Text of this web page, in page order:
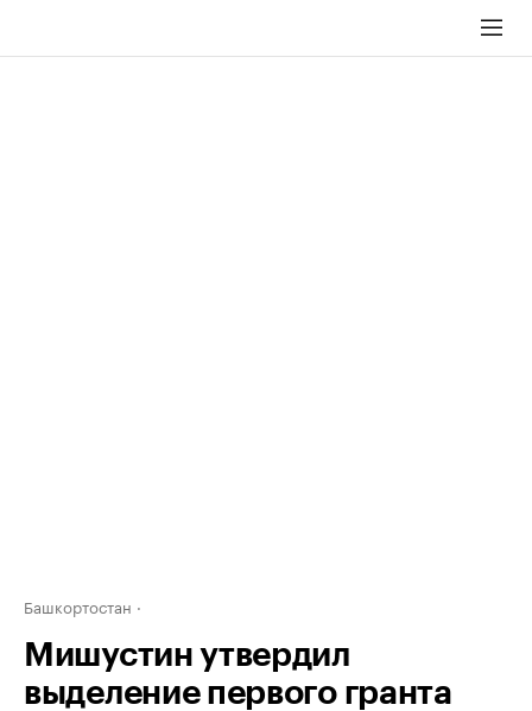
Башкортостан
Мишустин утвердил
выделение первого гранта